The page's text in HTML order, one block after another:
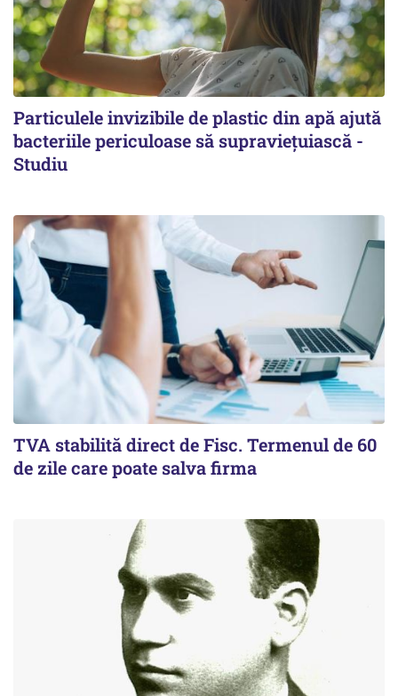
Particulele invizibile de plastic din apă ajută
bacteriile periculoase să supraviețuiască -
Studiu
TVA stabilită direct de Fisc. Termenul de 60
de zile care poate salva firma